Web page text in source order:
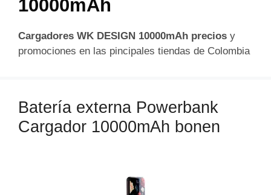
10000mAh
Cargadores WK DESIGN 10000mAh precios y
promociones en las pincipales tiendas de Colombia
Batería externa Powerbank
Cargador 10000mAh bonen